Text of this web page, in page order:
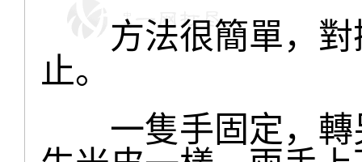
方法很簡單，對
止。
一隻手固定，轉